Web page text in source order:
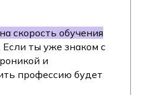
скорость обучения
Если ты уже знаком с
и
профессию будет